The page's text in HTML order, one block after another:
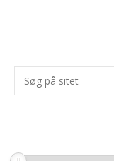
Primær
Sidebar
Søg
på